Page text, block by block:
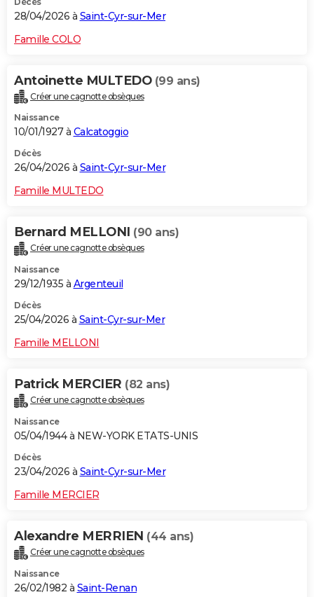
28/04/2026 à Saint-Cyr-sur-Mer
Famille COLO
Antoinette MULTEDO (99 ans)
Créer une cagnotte obsèques
Naissance
10/01/1927 à Calcatoggio
Décès
26/04/2026 à Saint-Cyr-sur-Mer
Famille MULTEDO
Bernard MELLONI (90 ans)
Créer une cagnotte obsèques
Naissance
29/12/1935 à Argenteuil
Décès
25/04/2026 à Saint-Cyr-sur-Mer
Famille MELLONI
Patrick MERCIER (82 ans)
Créer une cagnotte obsèques
Naissance
05/04/1944 à NEW-YORK ETATS-UNIS
Décès
23/04/2026 à Saint-Cyr-sur-Mer
Famille MERCIER
Alexandre MERRIEN (44 ans)
Créer une cagnotte obsèques
Naissance
26/02/1982 à Saint-Renan